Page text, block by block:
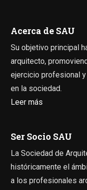
Acerca de SAU
Su objetivo principal
arquitecto,
ejercicio profesional
en la sociedad.
Leer más
Ser Socio SAU
La Sociedad de
históricamente el
a los profesionales